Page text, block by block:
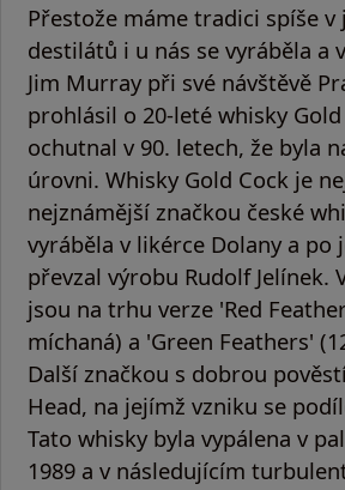
Přestože máme tradici spíše
destilátů i u nás se vyráběla a
Jim Murray při své návštěvě
prohlásil o 20-leté whisky
ochutnal v 90. letech, že byla
úrovni. Whisky Gold Cock je
nejznámější značkou české
vyráběla v likérce Dolany a po
převzal výrobu Rudolf Jelínek.
jsou na trhu verze 'Red
míchaná) a 'Green Feathers'
Další značkou s dobrou
Head, na jejímž vzniku se
Tato whisky byla vypálena v
1989 a v následujícím